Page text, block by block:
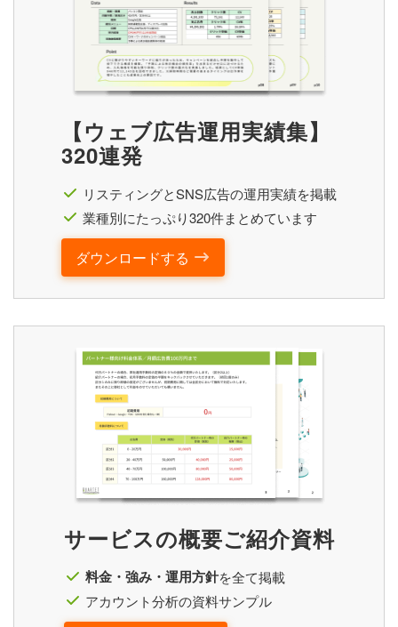
【ウェブ広告運用実績集】
320連発
リスティングとSNS広告の運用実績を掲載
業種別にたっぷり320件まとめています
ダウンロードする
サービスの概要ご紹介資料
料金・強み・運用方針を全て掲載
アカウント分析の資料サンプル